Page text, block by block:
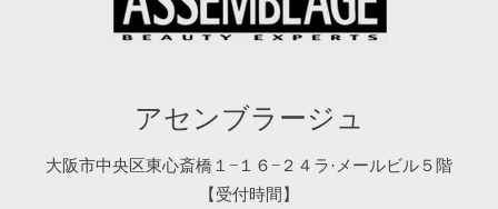
アセンブラージュ
大阪市中央区東心斎橋１−１６−２４ラ·メールビル５階
【受付時間】